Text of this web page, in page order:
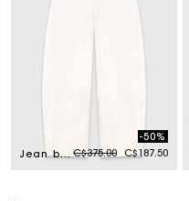
Jean ballon Price reduced from
C$375.00to
-50%
C$187.50